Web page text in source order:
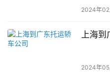
2024年02
上海到
2024年05